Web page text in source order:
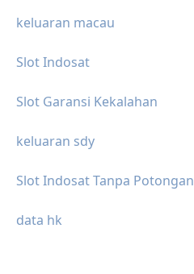
keluaran macau
Slot Indosat
Slot Garansi Kekalahan
keluaran sdy
Slot Indosat Tanpa Potongan
data hk